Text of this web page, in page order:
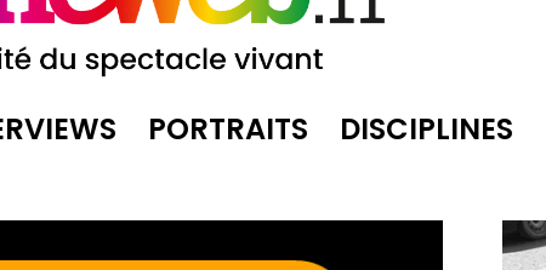
PORTRAITS DISCIPLINES